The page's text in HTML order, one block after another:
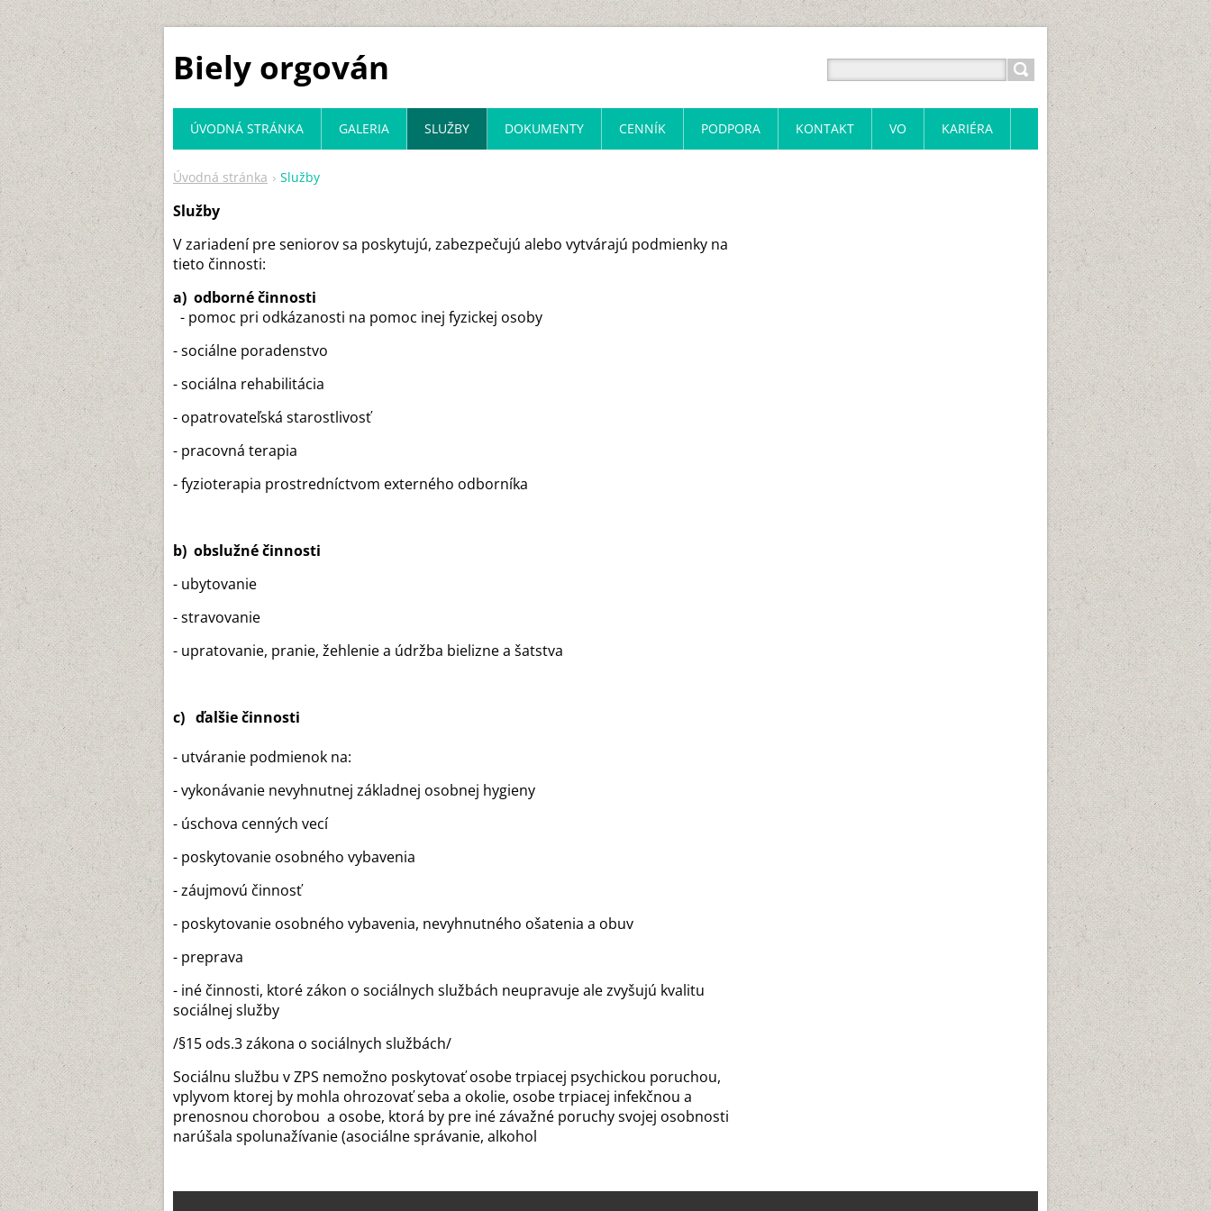
Biely orgován
Úvodná stránka Služby
Služby
V zariadení pre seniorov sa poskytujú, zabezpečujú alebo vytvárajú podmienky na
tieto činnosti:
a) odborné činnosti
- pomoc pri odkázanosti na pomoc inej fyzickej osoby
- sociálne poradenstvo
- sociálna rehabilitácia
- opatrovateľská starostlivosť
- pracovná terapia
- fyzioterapia prostredníctvom externého odborníka
b) obslužné činnosti
- ubytovanie
- stravovanie
- upratovanie, pranie, žehlenie a údržba bielizne a šatstva
c) ďalšie činnosti
- utváranie podmienok na:
- vykonávanie nevyhnutnej základnej osobnej hygieny
- úschova cenných vecí
- poskytovanie osobného vybavenia
- záujmovú činnosť
- poskytovanie osobného vybavenia, nevyhnutného ošatenia a obuv
- preprava
- iné činnosti, ktoré zákon o sociálnych službách neupravuje ale zvyšujú kvalitu
sociálnej služby
/§15 ods.3 zákona o sociálnych službách/
Sociálnu službu v ZPS nemožno poskytovať osobe trpiacej psychickou poruchou,
vplyvom ktorej by mohla ohrozovať seba a okolie, osobe trpiacej infekčnou a
prenosnou chorobou a osobe, ktorá by pre iné závažné poruchy svojej osobnosti
narúšala spolunažívanie (asociálne správanie, alkohol
ÚVODNÁ STRÁNKA GALERIA SLUŽBY DOKUMENTY CENNÍK PODPORA KONTAKT VO KARIÉRA